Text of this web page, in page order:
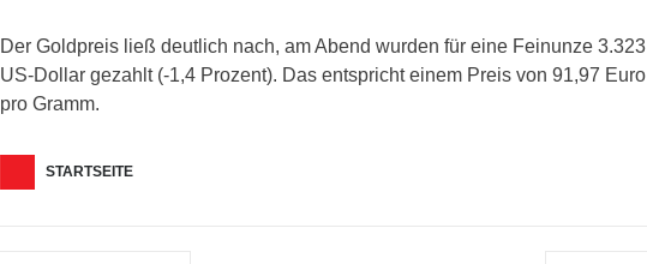
Der Goldpreis ließ deutlich nach, am Abend wurden für eine Feinunze 3.323
US-Dollar gezahlt (-1,4 Prozent). Das entspricht einem Preis von 91,97 Euro
pro Gramm.
STARTSEITE